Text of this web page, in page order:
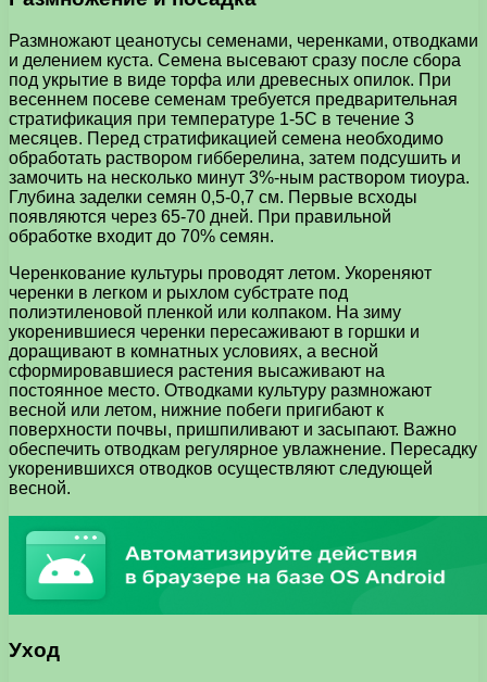
Размножают цеанотусы семенами, черенками, отводками
и делением куста. Семена высевают сразу после сбора
под укрытие в виде торфа или древесных опилок. При
весеннем посеве семенам требуется предварительная
стратификация при температуре 1-5С в течение 3
месяцев. Перед стратификацией семена необходимо
обработать раствором гибберелина, затем подсушить и
замочить на несколько минут 3%-ным раствором тиоура.
Глубина заделки семян 0,5-0,7 см. Первые всходы
появляются через 65-70 дней. При правильной
обработке входит до 70% семян.
Черенкование культуры проводят летом. Укореняют
черенки в легком и рыхлом субстрате под
полиэтиленовой пленкой или колпаком. На зиму
укоренившиеся черенки пересаживают в горшки и
доращивают в комнатных условиях, а весной
сформировавшиеся растения высаживают на
постоянное место. Отводками культуру размножают
весной или летом, нижние побеги пригибают к
поверхности почвы, пришпиливают и засыпают. Важно
обеспечить отводкам регулярное увлажнение. Пересадку
укоренившихся отводков осуществляют следующей
весной.
Уход